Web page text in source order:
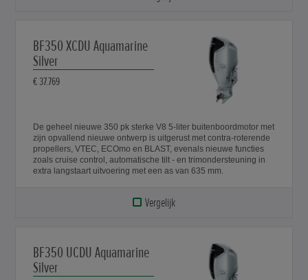
BF350 XCDU Aquamarine
Silver
€ 37.769
De geheel nieuwe 350 pk sterke V8 5-liter buitenboordmotor met
zijn opvallend nieuwe ontwerp is uitgerust met contra-roterende
propellers, VTEC, ECOmo en BLAST, evenals nieuwe functies
zoals cruise control, automatische tilt - en trimondersteuning in
extra langstaart uitvoering met een as van 635 mm.
Vergelijk
BF350 UCDU Aquamarine
Silver